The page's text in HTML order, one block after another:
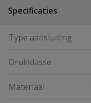
Specificaties
Type aansluiting
Drukklasse
Materiaal